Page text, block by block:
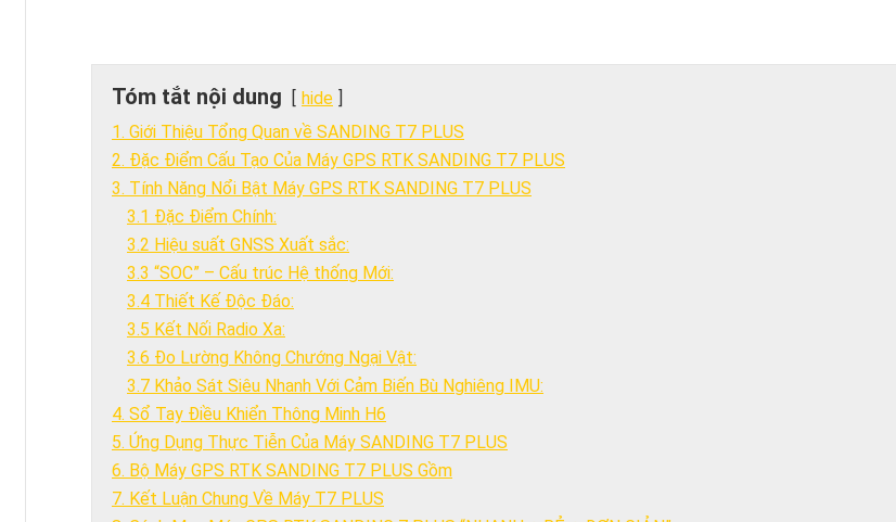
Tóm tắt nội dung
hide
1. Giới Thiệu Tổng Quan về SANDING T7 PLUS
2. Đặc Điểm Cấu Tạo Của Máy GPS RTK SANDING T7 PLUS
3. Tính Năng Nổi Bật Máy GPS RTK SANDING T7 PLUS
3.1 Đặc Điểm Chính:
3.2 Hiệu suất GNSS Xuất sắc:
3.3 “SOC” – Cấu trúc Hệ thống Mới:
3.4 Thiết Kế Độc Đáo:
3.5 Kết Nối Radio Xa:
3.6 Đo Lường Không Chướng Ngại Vật:
3.7 Khảo Sát Siêu Nhanh Với Cảm Biến Bù Nghiêng IMU:
4. Sổ Tay Điều Khiển Thông Minh H6
5. Ứng Dụng Thực Tiễn Của Máy SANDING T7 PLUS
6. Bộ Máy GPS RTK SANDING T7 PLUS Gồm
7. Kết Luận Chung Về Máy T7 PLUS